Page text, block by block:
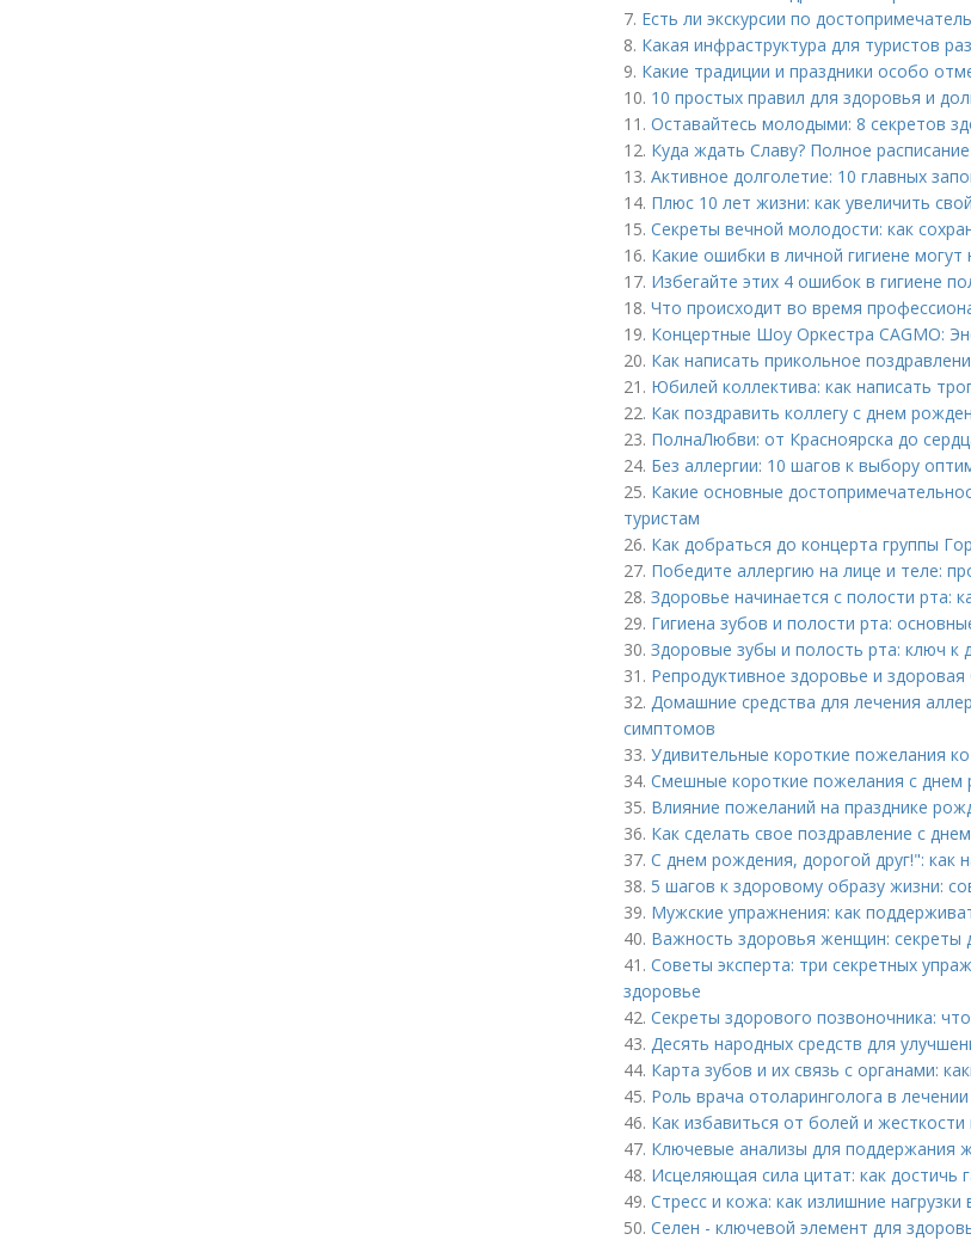
7. Есть ли экскурсии по
8. Какая инфраструктура для туристов
9. Какие традиции и праздники особо
10. 10 простых правил для здоровья и
11. Оставайтесь молодыми: 8 секретов
12. Куда ждать Славу? Полное
13. Активное долголетие: 10 главных
14. Плюс 10 лет жизни: как увеличить
15. Секреты вечной молодости: как
16. Какие ошибки в личной гигиене могут
17. Избегайте этих 4 ошибок в гигиене
18. Что происходит во время
19. Концертные Шоу Оркестра CAGMO:
20. Как написать прикольное
21. Юбилей коллектива: как написать
22. Как поздравить коллегу с днем
23. ПолнаЛюбви: от Красноярска до
24. Без аллергии: 10 шагов к выбору
25. Какие основные
туристам
26. Как добраться до концерта группы
27. Победите аллергию на лице и теле:
28. Здоровье начинается с полости рта:
29. Гигиена зубов и полости рта:
30. Здоровые зубы и полость рта: ключ к
31. Репродуктивное здоровье и
32. Домашние средства для лечения
симптомов
33. Удивительные короткие пожелания
34. Смешные короткие пожелания с днем
35. Влияние пожеланий на празднике
36. Как сделать свое поздравление с
37. С днем рождения, дорогой друг!": как
38. 5 шагов к здоровому образу жизни:
39. Мужские упражнения: как
40. Важность здоровья женщин: секреты
41. Советы эксперта: три секретных
здоровье
42. Секреты здорового позвоночника:
43. Десять народных средств для
44. Карта зубов и их связь с органами:
45. Роль врача отоларинголога в
46. Как избавиться от болей и
47. Ключевые анализы для поддержания
48. Исцеляющая сила цитат: как достичь
49. Стресс и кожа: как излишние
50. Селен - ключевой элемент для